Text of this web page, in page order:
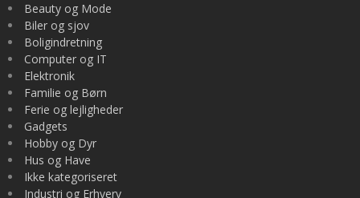
Beauty og Mode
Biler og sjov
Boligindretning
Computer og IT
Elektronik
Familie og Børn
Ferie og lejligheder
Gadgets
Hobby og Dyr
Hus og Have
Ikke kategoriseret
Industri og Erhverv